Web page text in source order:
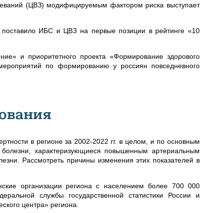
(ЦВЗ) модифицируемым фактором риска выступает
ИБС и ЦВЗ на первые позиции в рейтинге «10
и приоритетного проекта «Формирование здорового
по формированию у россиян повседневного
в регионе за 2002-2022 гг. в целом, и по основным
характеризующиеся повышенным артериальным
Рассмотреть причины изменения этих показателей в
организации региона с населением более 700 000
службы государственной статистики России и
центра» региона.